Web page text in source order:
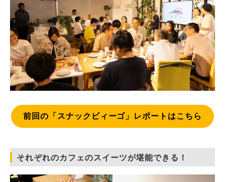
前回の「スナックビィーゴ」レポートはこちら
それぞれのカフェのスイーツが堪能できる！